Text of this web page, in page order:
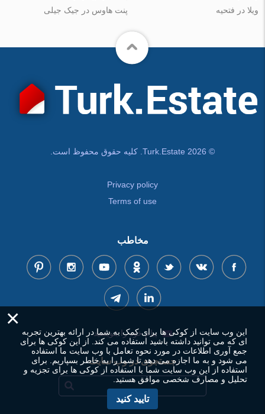
ویلا در فتحیه
پنت هاوس در جیک جیلی
© Turk.Estate 2026. کلیه حقوق محفوظ است.
Privacy policy
Terms of use
مخاطب
پیام خود را بنویسید
جستجوی در وب سایت
×
این وب سایت از کوکی ها برای کمک به شما در ارائه بهترین تجربه
ای که می توانید داشته باشید استفاده می کند. از این کوکی ها برای
جمع آوری اطلاعات در مورد نحوه تعامل با وب سایت ما استفاده
می شود و به ما اجازه می دهد تا شما را به خاطر بسپاریم. برای
استفاده از این وب سایت شما با استفاده از کوکی ها برای تجزیه و
تحلیل و مصارف شخصی موافق هستید.
تایید کنید